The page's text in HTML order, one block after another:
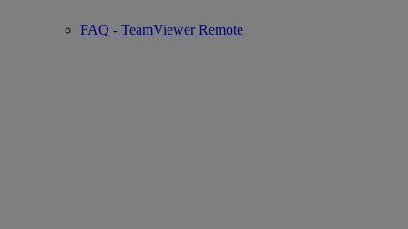
FAQ - TeamViewer Remote